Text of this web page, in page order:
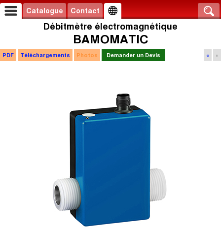
Catalogue Contact
Débitmètre électromagnétique
BAMOMATIC
« »
PDF Téléchargements Photos Demander un Devis